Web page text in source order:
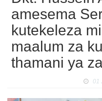
amesema
kutekeleza
maalum za
thamani ya
01